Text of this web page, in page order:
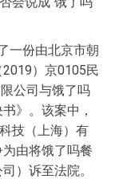
一份由北京市朝
）京0105民
公司与饿了吗
》。该案中，
技（上海）有
由将饿了吗餐
）诉至法院。